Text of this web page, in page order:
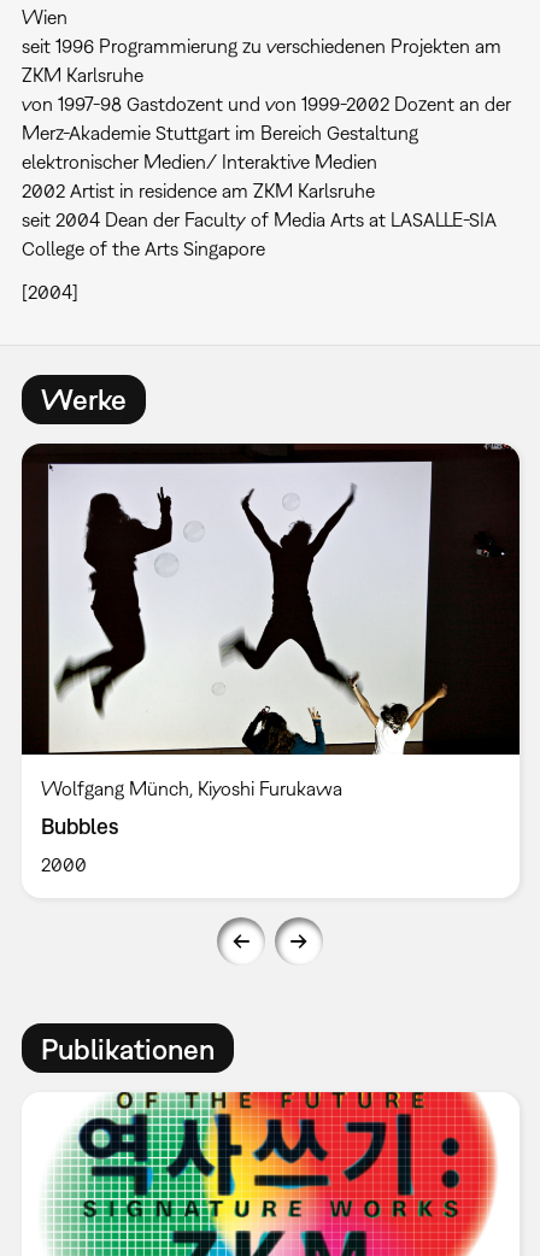
Wien
seit 1996 Programmierung zu verschiedenen Projekten am
ZKM Karlsruhe
von 1997-98 Gastdozent und von 1999-2002 Dozent an der
Merz-Akademie Stuttgart im Bereich Gestaltung
elektronischer Medien/ Interaktive Medien
2002 Artist in residence am ZKM Karlsruhe
seit 2004 Dean der Faculty of Media Arts at LASALLE-SIA
College of the Arts Singapore
[2004]
Werke
Wolfgang Münch, Kiyoshi Furukawa
Bubbles
2000
Publikationen